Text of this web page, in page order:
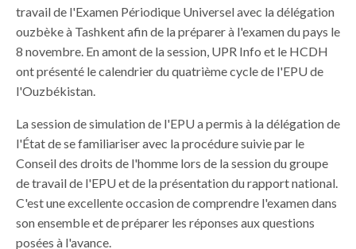
travail de l'Examen Périodique Universel avec la délégation
ouzbèke à Tashkent afin de la préparer à l'examen du pays le
8 novembre. En amont de la session, UPR Info et le HCDH
ont présenté le calendrier du quatrième cycle de l'EPU de
l'Ouzbékistan.
La session de simulation de l'EPU a permis à la délégation de
l'État de se familiariser avec la procédure suivie par le
Conseil des droits de l'homme lors de la session du groupe
de travail de l'EPU et de la présentation du rapport national.
C'est une excellente occasion de comprendre l'examen dans
son ensemble et de préparer les réponses aux questions
posées à l'avance.